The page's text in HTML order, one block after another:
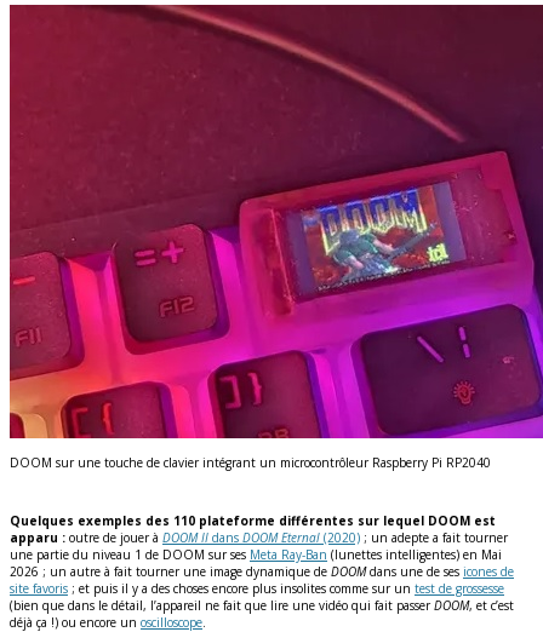
DOOM sur une touche de clavier intégrant un microcontrôleur Raspberry Pi RP2040
Quelques exemples des 110 plateforme différentes sur lequel DOOM est
apparu : outre de jouer à DOOM II dans DOOM Eternal (2020) ; un adepte a fait tourner
une partie du niveau 1 de DOOM sur ses Meta Ray-Ban (lunettes intelligentes) en Mai
2026 ; un autre à fait tourner une image dynamique de DOOMdans une de ses icones de
site favoris ; et puis il y a des choses encore plus insolites comme sur un test de grossesse
(bien que dans le détail, l’appareil ne fait que lire une vidéo qui fait passerDOOM, et c’est
déjà ça !) ou encore un oscilloscope